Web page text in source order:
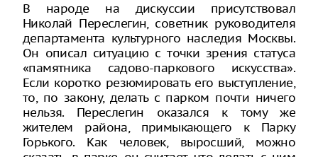
В народе на дискуссии присутствовал
Николай Переслегин, советник руководителя
департамента культурного наследия Москвы.
Он описал ситуацию с точки зрения статуса
«памятника садово-паркового искусства».
Если коротко резюмировать его выступление,
то, по закону, делать с парком почти ничего
нельзя. Переслегин оказался к тому же
жителем района, примыкающего к Парку
Горького. Как человек, выросший, можно